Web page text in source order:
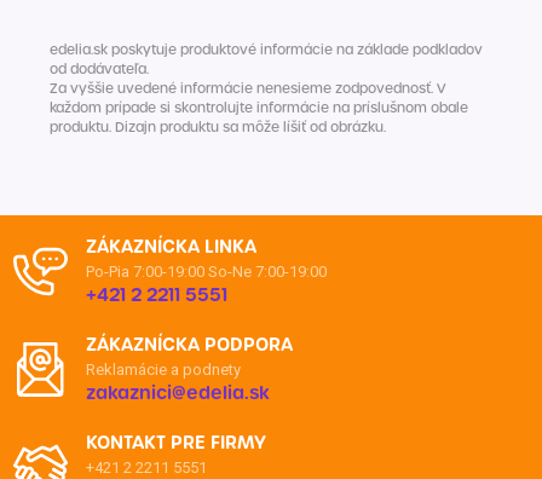
edelia.sk poskytuje produktové informácie na základe podkladov
od dodávateľa.
Za vyššie uvedené informácie nenesieme zodpovednosť. V
každom prípade si skontrolujte informácie na príslušnom obale
produktu. Dizajn produktu sa môže líšiť od obrázku.
ZÁKAZNÍCKA LINKA
Po-Pia 7:00-19:00 So-Ne 7:00-19:00
+421 2 2211 5551
ZÁKAZNÍCKA PODPORA
Reklamácie a podnety
zakaznici@edelia.sk
KONTAKT PRE FIRMY
+421 2 2211 5551